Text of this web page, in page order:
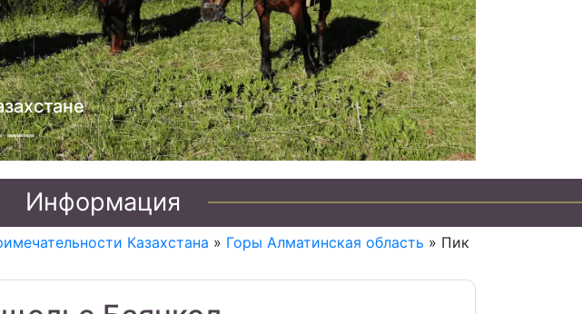
Информация
Казахстана » Горы Алматинская область » Пик